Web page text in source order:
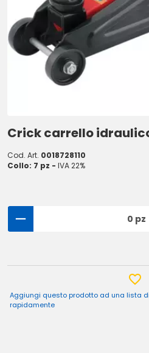
Crick carrello
Cod. Art. 0018728110
Collo: 7 pz - IVA 22%
0 pz
Aggiungi questo prodotto ad una lista
rapidamente